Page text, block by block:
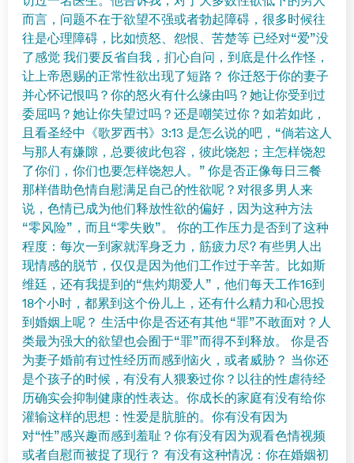
而言，问题不在于欲望不强或者勃起障碍，很多时候往
往是心理障碍，比如愤怒、怨恨、苦楚等 已经对“爱”没
了感觉 我们要反省自我，扪心自问，到底是什么作怪，
让上帝恩赐的正常性欲出现了短路？ 你迁怒于你的妻子
并心怀记恨吗？你的怒火有什么缘由吗？她让你受到过
委屈吗？她让你失望过吗？还是嘲笑过你？如若如此，
且看圣经中《歌罗西书》3:13 是怎么说的吧，“倘若这人
与那人有嫌隙，总要彼此包容，彼此饶恕；主怎样饶恕
了你们，你们也要怎样饶恕人。” 你是否正像每日三餐
那样借助色情自慰满足自己的性欲呢？对很多男人来
说，色情已成为他们释放性欲的偏好，因为这种方法
“零风险”，而且“零失败”。 你的工作压力是否到了这种
程度：每次一到家就浑身乏力，筋疲力尽? 有些男人出
现情感的脱节，仅仅是因为他们工作过于辛苦。比如斯
维廷，还有我提到的“焦灼期爱人”，他们每天工作16到
18个小时，都累到这个份儿上，还有什么精力和心思投
到婚姻上呢？ 生活中你是否还有其他 “罪”不敢面对？人
类最为强大的欲望也会囿于“罪”而得不到释放。 你是否
为妻子婚前有过性经历而感到恼火，或者威胁？ 当你还
是个孩子的时候，有没有人猥亵过你？以往的性虐待经
历确实会抑制健康的性表达。你成长的家庭有没有给你
灌输这样的思想：性爱是肮脏的。你有没有因为
对“性”感兴趣而感到羞耻？你有没有因为观看色情视频
或者自慰而被捉了现行？ 有没有这种情况：你在婚姻初